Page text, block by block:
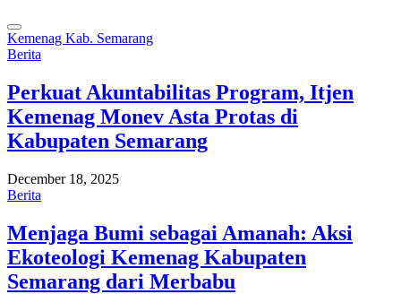
Kemenag Kab. Semarang
Berita
Perkuat Akuntabilitas Program, Itjen
Kemenag Monev Asta Protas di
Kabupaten Semarang
December 18, 2025
Berita
Menjaga Bumi sebagai Amanah: Aksi
Ekoteologi Kemenag Kabupaten
Semarang dari Merbabu